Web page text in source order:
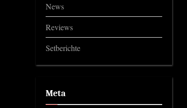
News
Reviews
Setberichte
Meta